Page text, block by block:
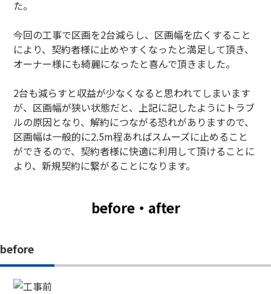
た。
今回の工事で区画を2台減らし、区画幅を広くすること
により、契約者様に止めやすくなったと満足して頂き、
オーナー様にも綺麗になったと喜んで頂きました。
2台も減らすと収益が少なくなると思われてしまいます
が、区画幅が狭い状態だと、上記に記したようにトラブ
ルの原因となり、解約につながる恐れがありますので、
区画幅は一般的に2.5m程あればスムーズに止めること
ができるので、契約者様に快適に利用して頂けることに
より、新規契約に繋がることになります。
before・after
before